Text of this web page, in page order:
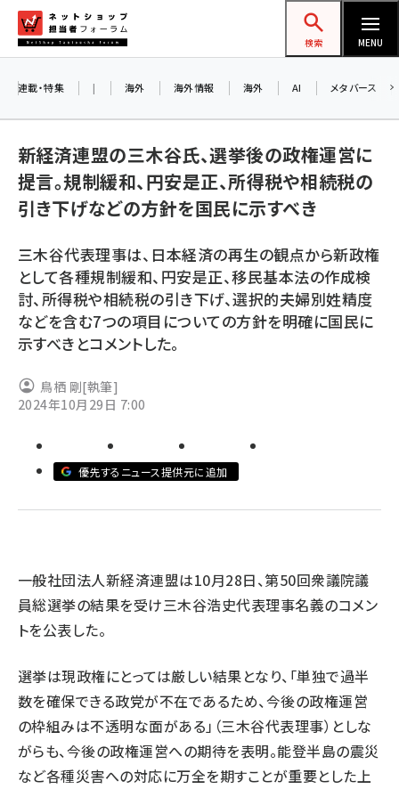
ン
ネットショップ担当者フォーラム
検索 MENU
amazon (2255)
楽天 (1874)
ecbeing (1210)
アスクル (1122)
ビィ・フォアード (776)
連載・特集 | 海外 海外情報 海外 AI メタバース
新経済連盟の三木谷氏、選挙後の政権運営に
提言。規制緩和、円安是正、所得税や相続税の
引き下げなどの方針を国民に示すべき
三木谷代表理事は、日本経済の再生の観点から新政権
として各種規制緩和、円安是正、移民基本法の作成検
討、所得税や相続税の引き下げ、選択的夫婦別姓精度
などを含む7つの項目についての方針を明確に国民に
示すべきとコメントした。
鳥栖 剛[執筆]
2024年10月29日 7:00
優先するニュース提供元に追加
一般社団法人新経済連盟は10月28日、第50回衆議院議
員総選挙の結果を受け三木谷浩史代表理事名義のコメン
トを公表した。
選挙は現政権にとっては厳しい結果となり、「単独で過半
数を確保できる政党が不在であるため、今後の政権運営
の枠組みは不透明な面がある」（三木谷代表理事）としな
がらも、今後の政権運営への期待を表明。能登半島の震災
など各種災害への対応に万全を期すことが重要とした上
お